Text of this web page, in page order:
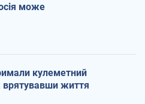
може
кулеметний
врятувавши життя